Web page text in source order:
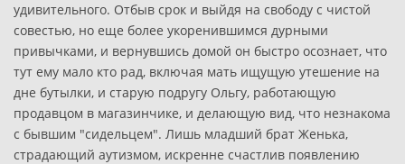
удивительного. Отбыв срок и выйдя на свободу с чистой
совестью, но еще более укоренившимся дурными
привычками, и вернувшись домой он быстро осознает, что
тут ему мало кто рад, включая мать ищущую утешение на
дне бутылки, и старую подругу Ольгу, работающую
продавцом в магазинчике, и делающую вид, что незнакома
с бывшим "сидельцем". Лишь младший брат Женька,
страдающий аутизмом, искренне счастлив появлению